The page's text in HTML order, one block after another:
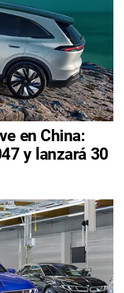
en China:
y lanzará 30